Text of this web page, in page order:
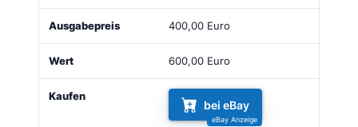
400,00 Euro
600,00 Euro
bei eBay